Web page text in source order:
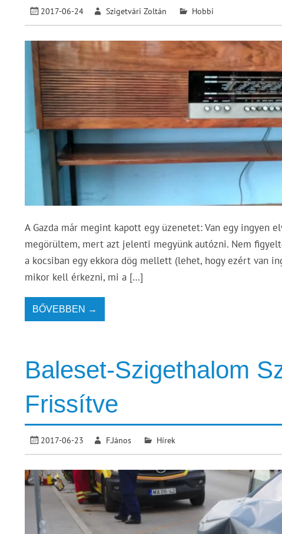
2017-06-24 Szigetvári Zoltán Hobbi
A Gazda már megint kapott egy üzenetet: Van egy ingyen
megörültem, mert azt jelenti megyünk autózni. Nem
a kocsiban egy ekkora dög mellett (lehet, hogy ezért van
mikor kell érkezni, mi a […]
BŐVEBBEN →
Baleset-Szigethalom
Frissítve
2017-06-23 F.János Hírek